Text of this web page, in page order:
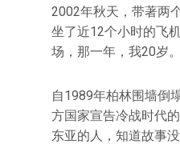
2002年秋天，带著两
坐了近12个小时的飞
场，那一年，我20岁。
自1989年柏林围墙倒
方国家宣告冷战时代
东亚的人，知道故事